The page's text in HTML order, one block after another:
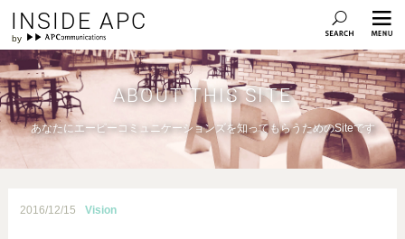
INSIDE APC
ABOUT THIS SITE
あなたにエーピーコミュニケーションズを知ってもらうためのSiteです
2016/12/15 Vision